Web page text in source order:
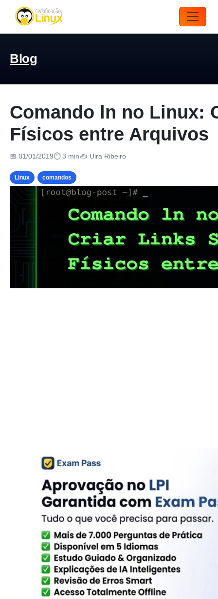
Blog
Comando ln no Linux:
Físicos entre Arquivos
📅 01/01/2019⏱ 3 min✍️ Uira Ribeiro
Linux comandos